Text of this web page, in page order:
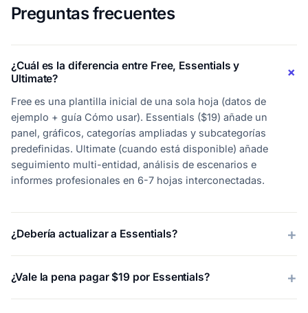
Preguntas frecuentes
¿Cuál es la diferencia entre Free, Essentials y
Ultimate?
Free es una plantilla inicial de una sola hoja (datos de
ejemplo + guía Cómo usar). Essentials ($19) añade un
panel, gráficos, categorías ampliadas y subcategorías
predefinidas. Ultimate (cuando está disponible) añade
seguimiento multi-entidad, análisis de escenarios e
informes profesionales en 6-7 hojas interconectadas.
¿Debería actualizar a Essentials?
¿Vale la pena pagar $19 por Essentials?